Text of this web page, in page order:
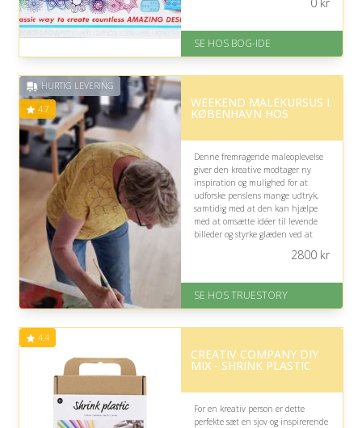
På lager
Levering: 1-3 hverdage -
Gratis fragt
på 4.6 ud af 5
SE HOS BOG-IDE
HURTIG LEVERING
4.7 WEEKEND MALEKURSUS I
KØBENHAVN HOS
Denne fremragende maleoplevelse
giver den kreative modtager ny
inspiration og mulighed for at
udforske penslens mange udtryk,
samtidig med at den kan hjælpe
med at omsætte idéer til levende
billeder og styrke glæden ved at
Eller lav digitalt gavekort med det
Fremragende Trustpilot rating
2800kr
SE HOS TRUESTORY
4.4
CREATIV COMPANY DIY
MIX - SHRINK PLASTIC
For en kreativ person er dette
perfekte sæt en sjov og inspirerende